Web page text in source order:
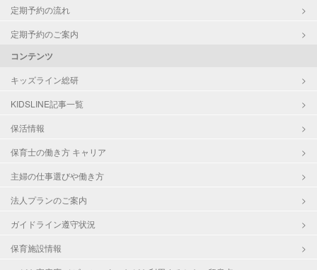
定期予約の流れ
定期予約のご案内
コンテンツ
キッズライン総研
KIDSLINE記事一覧
保活情報
保育士の働き方 キャリア
主婦の仕事選びや働き方
法人プランのご案内
ガイドライン遵守状況
保育施設情報